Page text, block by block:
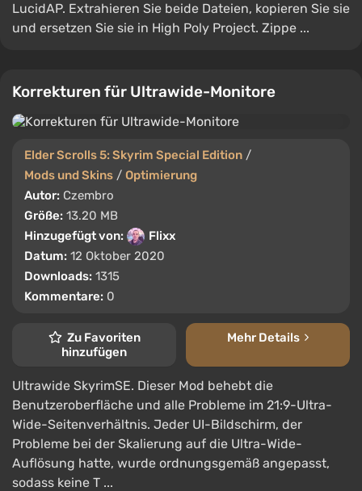
LucidAP. Extrahieren Sie beide Dateien, kopieren Sie sie
und ersetzen Sie sie in High Poly Project. Zippe ...
Korrekturen für Ultrawide-Monitore
Elder Scrolls 5: Skyrim Special Edition /
Mods und Skins / Optimierung
Autor: Czembro
Größe: 13.20 MB
Hinzugefügt von:
Flixx
Datum: 12 Oktober 2020
Downloads: 1315
Kommentare: 0
Zu Favoriten
hinzufügen
Mehr Details
Ultrawide SkyrimSE. Dieser Mod behebt die
Benutzeroberfläche und alle Probleme im 21:9-Ultra-
Wide-Seitenverhältnis. Jeder UI-Bildschirm, der
Probleme bei der Skalierung auf die Ultra-Wide-
Auflösung hatte, wurde ordnungsgemäß angepasst,
sodass keine T ...